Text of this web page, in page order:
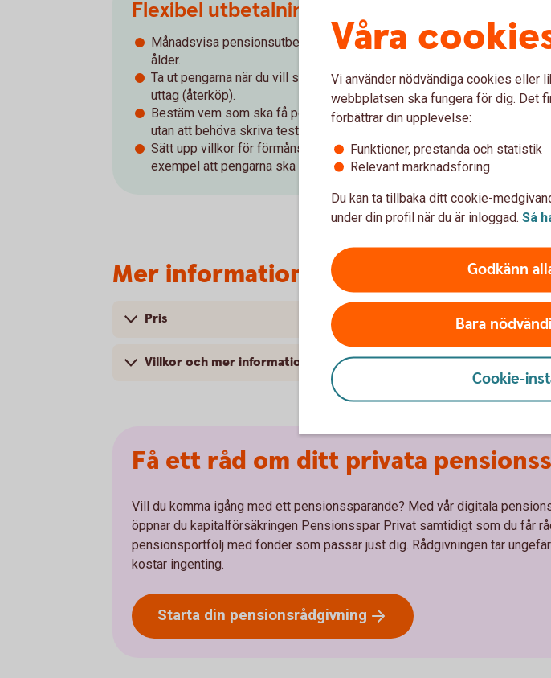
Flexibel utbetalning
Månadsvisa pensionsutbetalningar, under 5-30 år, från 55 års
ålder.
Ta ut pengarna när du vill som engångsbelopp genom förtida
uttag (återköp).
Bestäm vem som ska få pengarna vid ett eventuellt dödsfall
utan att behöva skriva testamente.
Sätt upp villkor för förmånstagare vid gåva eller dödsfall, till
exempel att pengarna ska vara enskild egendom.
Mer information
Pris
Villkor och mer information
Få ett råd om ditt privata
Vill du komma igång med ett pensionssparande? Med vår digitala
öppnar du kapitalförsäkringen Pensionsspar Privat samtidigt som du får
pensionsportfölj med fonder som passar just dig. Rådgivningen tar
kostar ingenting.
Starta din pensionsrådgivning
Våra
Vi använder nödvändiga cookies eller
webbplatsen ska fungera för dig. Det
förbättrar din upplevelse:
Funktioner, prestanda och statistik
Relevant marknadsföring
Du kan ta tillbaka ditt cookie-
under din profil när du är inloggad. Så
Godkänn
Bara
Cookie-